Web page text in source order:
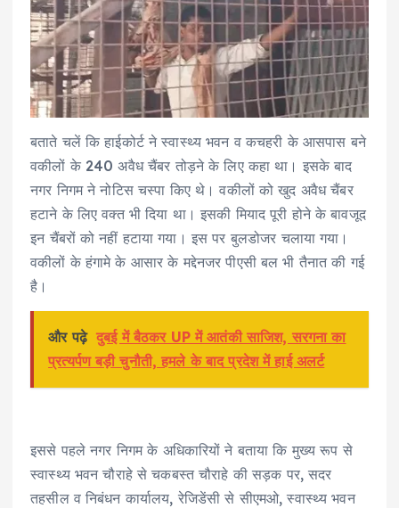
बताते चलें कि हाईकोर्ट ने स्वास्थ्य भवन व कचहरी के आसपास बने
वकीलों के 240 अवैध चैंबर तोड़ने के लिए कहा था। इसके बाद
नगर निगम ने नोटिस चस्पा किए थे। वकीलों को खुद अवैध चैंबर
हटाने के लिए वक्त भी दिया था। इसकी मियाद पूरी होने के बावजूद
इन चैंबरों को नहीं हटाया गया। इस पर बुलडोजर चलाया गया।
वकीलों के हंगामे के आसार के मद्देनजर पीएसी बल भी तैनात की गई
है।
और पढ़े दुबई में बैठकर UP में आतंकी साजिश, सरगना का
प्रत्यर्पण बड़ी चुनौती, हमले के बाद प्रदेश में हाई अलर्ट
इससे पहले नगर निगम के अधिकारियों ने बताया कि मुख्य रूप से
स्वास्थ्य भवन चौराहे से चकबस्त चौराहे की सड़क पर, सदर
तहसील व निबंधन कार्यालय, रेजिडेंसी से सीएमओ, स्वास्थ्य भवन